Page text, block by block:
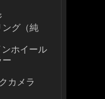
ング（純
ホイール
ー
カメラ